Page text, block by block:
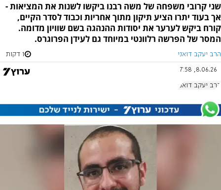
שני קרובי משפחה של משה רבנו ביקשו לשנות את המציאות -
אך בעוד יתרו הציע תיקון מתוך אחריות וכבוד לסדר הקיים,
קורח ביקש לערער את יסודות ההנהגה בשם שוויון מדומה.
המסר של הפרשה רלוונטי במיוחד גם לעידן הפרוגרס.
הרב יעקב דואני 1 דקות
8.06.26, 7:58
הרב יעקב דואני